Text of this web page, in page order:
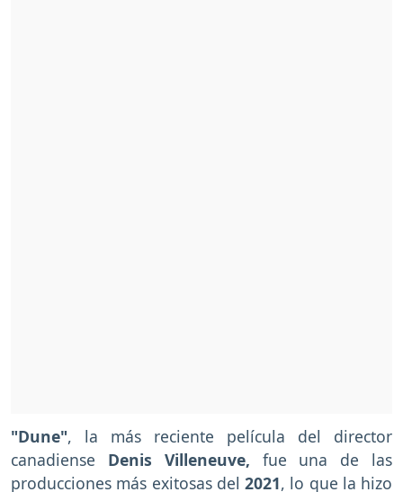
"Dune", la más reciente película del director
canadiense Denis Villeneuve, fue una de las
producciones más exitosas del 2021, lo que la hizo